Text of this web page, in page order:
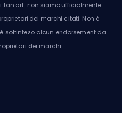
fan art: non siamo ufficialmente
dei marchi citati. Non è
sottinteso alcun endorsement da
dei marchi.